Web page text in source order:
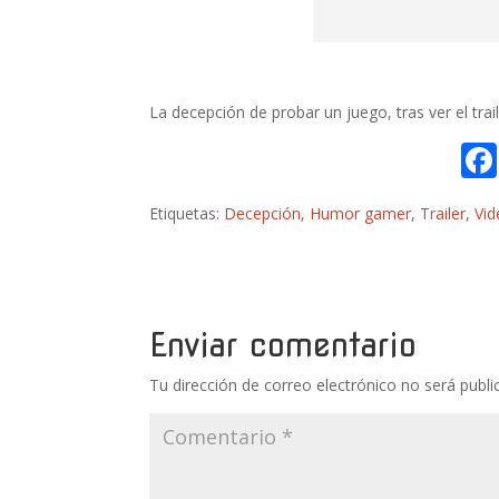
La decepción de probar un juego, tras ver el
Etiquetas: Decepción, Humor gamer, Trailer,
Enviar comentario
Tu dirección de correo electrónico no será